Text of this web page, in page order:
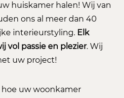
huiskamer halen! Wij van
ons al meer dan 40
interieurstyling. Elk
vol passie en plezier. Wij
uw project!
uw woonkamer